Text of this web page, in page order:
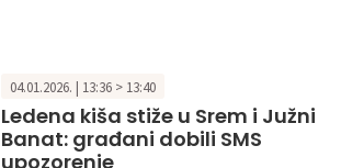
04.01.2026. | 13:36 > 13:40
Ledena kiša stiže u Srem i Južni
Banat: građani dobili SMS
upozorenje